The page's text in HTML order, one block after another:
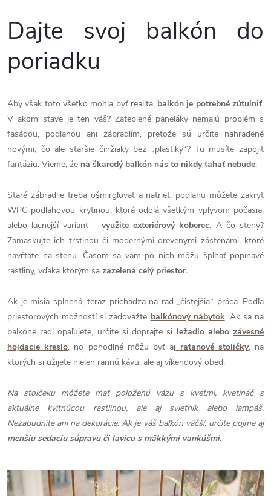
Dajte svoj balkón do
poriadku
Aby však toto všetko mohla byť realita, balkón je potrebné zútulniť.
V akom stave je ten váš? Zateplené paneláky nemajú problém s
fasádou, podlahou ani zábradlím, pretože sú určite nahradené
novými, čo ale staršie činžiaky bez „plastiky“? Tu musíte zapojiť
fantáziu. Vieme, že na škaredý balkón nás to nikdy ťahať nebude.
Staré zábradlie treba ošmirgľovať a natrieť, podlahu môžete zakryť
WPC podlahovou krytinou, ktorá odolá všetkým vplyvom počasia,
alebo lacnejší variant – využite exteriérový koberec. A čo steny?
Zamaskujte ich trstinou či modernými drevenými zástenami, ktoré
navŕtate na stenu. Časom sa vám po nich môžu šplhať popínavé
rastliny, vďaka ktorým sa zazelená celý priestor.
Ak je misia splnená, teraz prichádza na rad „čistejšia“ práca. Podľa
priestorových možností si zadovážte balkónový nábytok. Ak sa na
balkóne radi opaľujete, určite si doprajte si ležadlo alebozávesné
hojdacie kreslo, no pohodlné môžu byť aj ratanové stoličky, na
ktorých si užijete nielen rannú kávu, ale aj víkendový obed.
Na stolčeku môžete mať položenú vázu s kvetmi, kvetináč s
aktuálne kvitnúcou rastlinou, ale aj svietnik alebo lampáš.
Nezabudnite ani na dekorácie. Ak je váš balkón väčší, určite pojme aj
menšiu sedaciu súpravu či lavicu s mäkkými vankúšmi.